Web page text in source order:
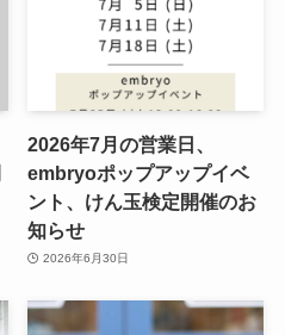
2026年7月の営業日、
embryoポップアップイベ
ント、けん玉検定開催のお
知らせ
2026年6月30日